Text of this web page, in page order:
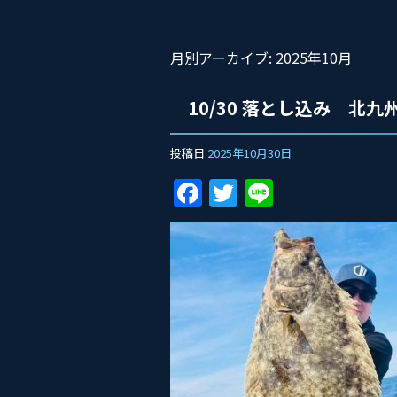
月別アーカイブ: 2025年10月
10/30 落とし込み 北九
投稿日 2025年10月30日
F
a
c
e
b
o
o
T
w
itt
er
n
e